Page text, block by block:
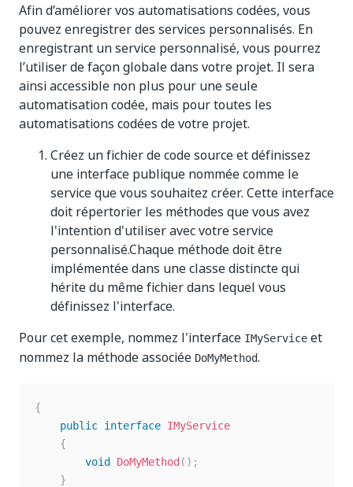
Afin d’améliorer vos automatisations codées, vous
pouvez enregistrer des services personnalisés. En
enregistrant un service personnalisé, vous pourrez
l’utiliser de façon globale dans votre projet. Il sera
ainsi accessible non plus pour une seule
automatisation codée, mais pour toutes les
automatisations codées de votre projet.
Créez un fichier de code source et définissez
une interface publique nommée comme le
service que vous souhaitez créer. Cette interface
doit répertorier les méthodes que vous avez
l'intention d'utiliser avec votre service
personnalisé.Chaque méthode doit être
implémentée dans une classe distincte qui
hérite du même fichier dans lequel vous
définissez l'interface.
Pour cet exemple, nommez l'interface IMyService et
nommez la méthode associée DoMyMethod.
{
public interface IMyService
{
void
DoMyMethod ( ) ;
}